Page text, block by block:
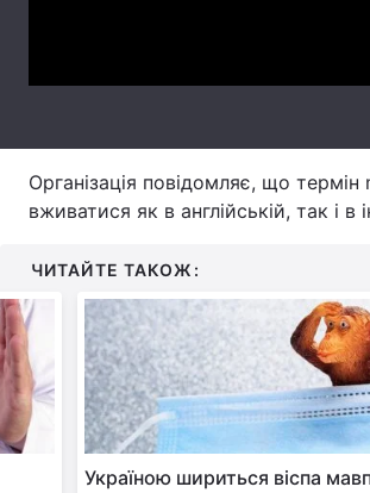
Тема оформлення
Організація повідомляє, що
вживатися як в англійській, так і в
ЧИТАЙТЕ ТАКОЖ:
Україною шириться віспа